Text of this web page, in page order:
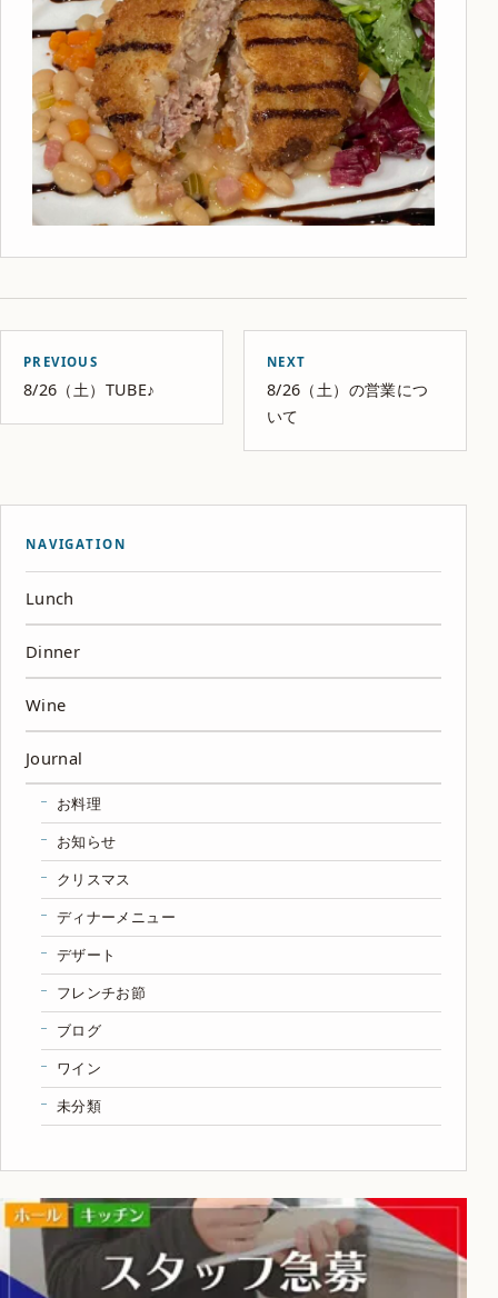
PREVIOUS
8/26（土）TUBE♪
NEXT
8/26（土）の営業につ
いて
NAVIGATION
Lunch
Dinner
Wine
Journal
お料理
お知らせ
クリスマス
ディナーメニュー
デザート
フレンチお節
ブログ
ワイン
未分類